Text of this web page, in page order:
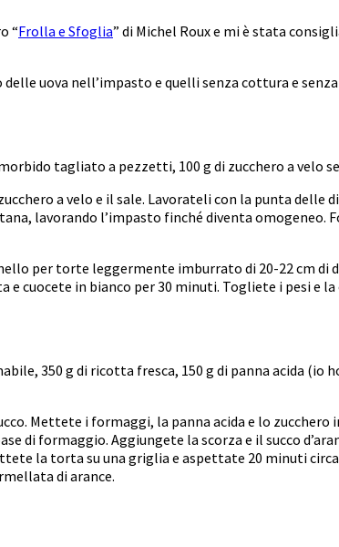
“Frolla e Sfoglia” di Michel Roux e mi è stata
uova nell’impasto e quelli senza cottura e
tagliato a pezzetti, 100 g di zucchero a velo
a velo e il sale. Lavorateli con la punta
lavorando l’impasto finché diventa
per torte leggermente imburrato di 20-22 cm
e cuocete in bianco per 30 minuti. Togliete i pesi
350 g di ricotta fresca, 150 g di panna acida (io
Mettete i formaggi, la panna acida e lo zucchero
di formaggio. Aggiungete la scorza e il succo
la torta su una griglia e aspettate 20 minuti
di arance.